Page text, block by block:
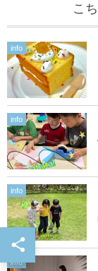
こ
info
info
info
info